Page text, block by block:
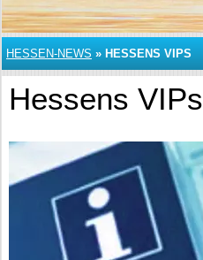
HESSEN-NEWS » HESSENS VIPS
Hessens VIPs